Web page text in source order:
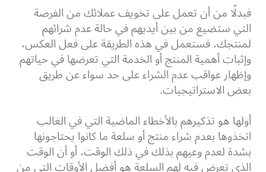
فبدلًا من أن تعمل على تخويف عملائك من الفرصة
التي ستضيع من بين أيديهم في حالة عدم شرائهم
لمنتجك، فستعمل في هذه الطريقة على فعل العكس،
وإثبات أهمية المنتج أو الخدمة التي تعرضها في حياتهم
وإظهار عواقب عدم الشراء على حد سواء عن طريق
بعض الاستراتيجيات.
أولها هو تذكيرهم بالأخطاء الماضية التي في الغالب
اتخذوها بعدم شراء منتج أو سلعة ما كانوا يحتاجونها
بشدة لعدم وعيهم بذلك في ذلك الوقت، أو أن الوقت
الذي تعرض فيه لهم السلعة هو أفضل الأوقات التي من